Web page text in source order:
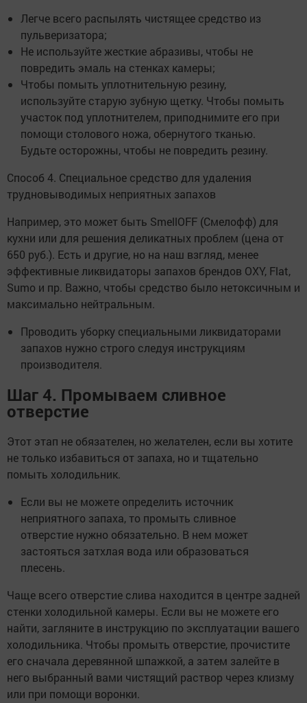
Легче всего распылять чистящее средство из
пульверизатора;
Не используйте жесткие абразивы, чтобы не
повредить эмаль на стенках камеры;
Чтобы помыть уплотнительную резину,
используйте старую зубную щетку. Чтобы помыть
участок под уплотнителем, приподнимите его при
помощи столового ножа, обернутого тканью.
Будьте осторожны, чтобы не повредить резину.
Способ 4. Специальное средство для удаления
трудновыводимых неприятных запахов
Например, это может быть SmellOFF (Смелофф) для
кухни или для решения деликатных проблем (цена от
650 руб.). Есть и другие, но на наш взгляд, менее
эффективные ликвидаторы запахов брендов OXY, Flat,
Sumo и пр. Важно, чтобы средство было нетоксичным и
максимально нейтральным.
Проводить уборку специальными ликвидаторами
запахов нужно строго следуя инструкциям
производителя.
Шаг 4. Промываем сливное
отверстие
Этот этап не обязателен, но желателен, если вы хотите
не только избавиться от запаха, но и тщательно
помыть холодильник.
Если вы не можете определить источник
неприятного запаха, то промыть сливное
отверстие нужно обязательно. В нем может
застояться затхлая вода или образоваться
плесень.
Чаще всего отверстие слива находится в центре задней
стенки холодильной камеры. Если вы не можете его
найти, загляните в инструкцию по эксплуатации вашего
холодильника. Чтобы промыть отверстие, прочистите
его сначала деревянной шпажкой, а затем залейте в
него выбранный вами чистящий раствор через клизму
или при помощи воронки.